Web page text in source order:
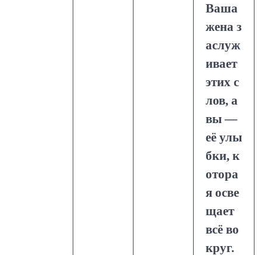
Ваша
жена з
аслуж
ивает
этих с
лов, а
вы —
её улы
бки, к
отора
я осве
щает
всё во
круг.